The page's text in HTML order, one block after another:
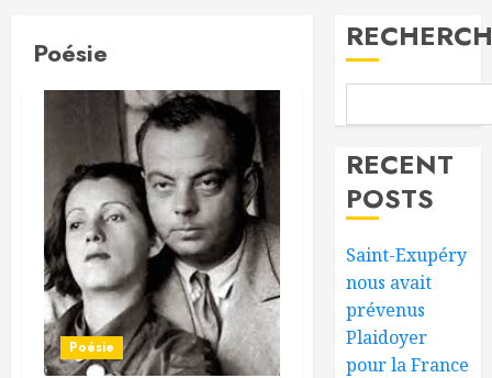
Poésie
Poésie
RECENT
POSTS
Saint-Exupéry
nous avait
prévenus
Plaidoyer
pour la France